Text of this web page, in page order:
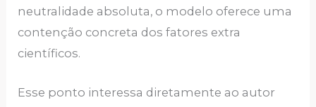
neutralidade absoluta, o modelo oferece uma
contenção concreta dos fatores extra
científicos.
Esse ponto interessa diretamente ao autor